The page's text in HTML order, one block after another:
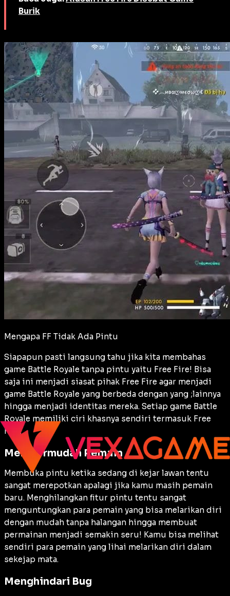
Burik
Mengapa FF Tidak Ada Pintu
Siapapun pasti langsung tahu jika kita membahas
game Battle Royale tanpa pintu yaitu Free Fire! Bisa
saja ini menjadi siasat pihak Free Fire agar menjadi
game Battle Royale yang berbeda dengan yang ;lainnya
hingga menjadi identitas mereka. Setiap game Battle
Royale memiliki ciri khasnya sendiri termasuk Free
Fire.
Mempermudah Pemain
Membuka pintu ketika sedang di kejar lawan tentu
sangat merepotkan apalagi jika kamu masih pemain
baru. Menghilangkan fitur pintu tentu sangat
menguntungkan para pemain yang bisa melarikan diri
dengan mudah tanpa halangan hingga membuat
permainan menjadi semakin seru! Kamu bisa melihat
sendiri para pemain yang lihai melarikan diri dalam
sekejap mata.
Menghindari Bug